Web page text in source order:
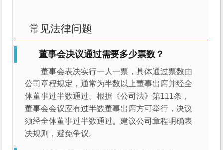
常见法律问题
董事会决议通过需要多少票数？
董事会表决实行一人一票，具体通过票数由
公司章程规定，通常为半数以上董事出席并经全
体董事过半数通过。根据《公司法》第111条，
董事会会议应有过半数董事出席方可举行，决议
须经全体董事过半数通过。建议公司章程明确表
决规则，避免争议。